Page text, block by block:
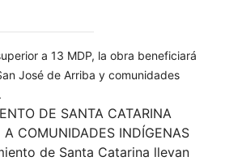
a 13 MDP, la obra beneficiará
José de Arriba y comunidades
DE SANTA CATARINA
COMUNIDADES INDÍGENAS
de Santa Catarina llevan